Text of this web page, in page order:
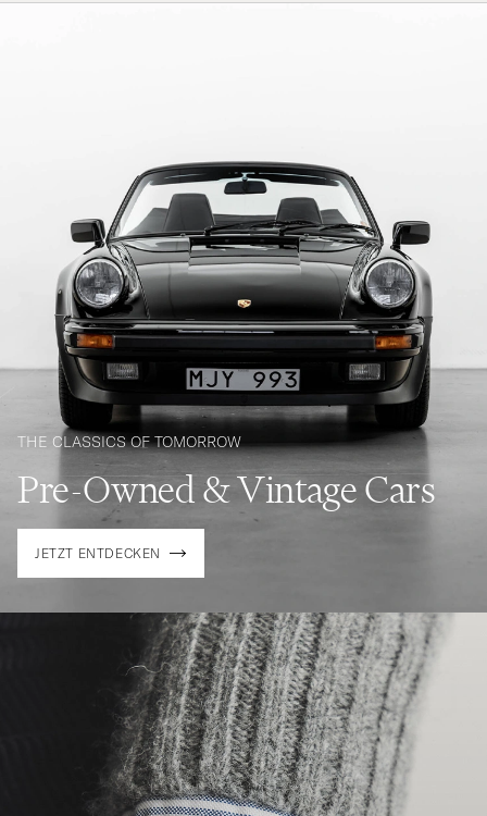
Pre-Owned & Vintage Cars
THE CLASSICS OF TOMORROW
JETZT ENTDECKEN